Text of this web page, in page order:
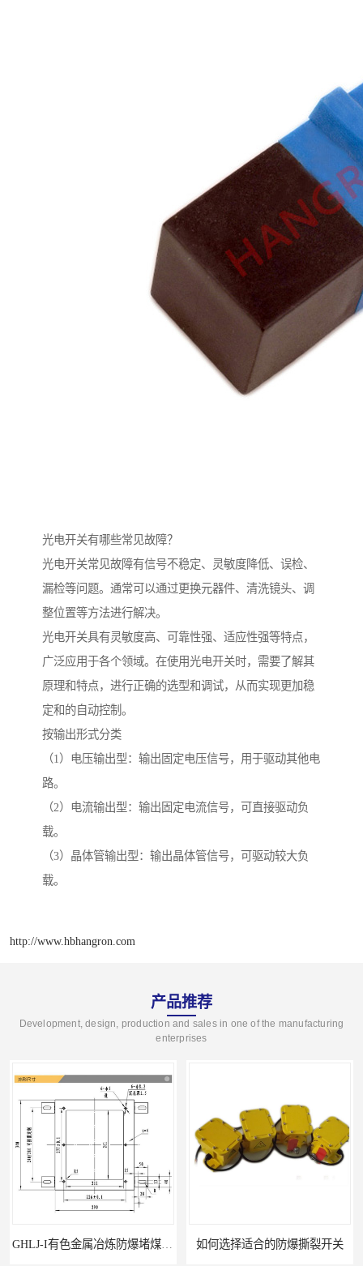
光电开关有哪些常见故障？
光电开关常见故障有信号不稳定、灵敏度降低、误检、
漏检等问题。通常可以通过更换元器件、清洗镜头、调
整位置等方法进行解决。
光电开关具有灵敏度高、可靠性强、适应性强等特点，
广泛应用于各个领域。在使用光电开关时，需要了解其
原理和特点，进行正确的选型和调试，从而实现更加稳
定和的自动控制。
按输出形式分类
（1）电压输出型：输出固定电压信号，用于驱动其他电
路。
（2）电流输出型：输出固定电流信号，可直接驱动负
载。
（3）晶体管输出型：输出晶体管信号，可驱动较大负
载。
http://www.hbhangron.com
产品推荐
Development, design, production and sales in one of the manufacturing
enterprises
如何选择适合的防爆撕裂开关